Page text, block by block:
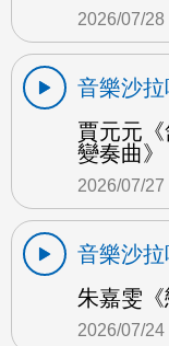
2026/07/28
音樂沙拉
賈元元
變奏曲
2026/07/27
音樂沙拉
朱嘉雯
2026/07/24